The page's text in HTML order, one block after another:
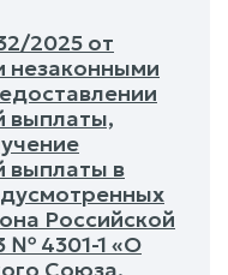
2025 от
незаконными
выплаты,
выплаты в
Российской
№ 4301-1 «О
Союза,